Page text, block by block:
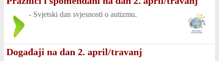
- Svjetski dan svjesnosti o autizmu.
Događaji na dan 2. april/travanj